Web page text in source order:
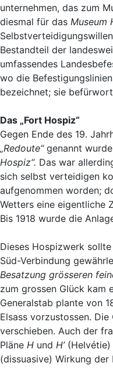
unternehmen, das zum
diesmal für das Museum
Bestandteil der
umfassendes
wo die
bezeichnet; sie
Das „Fort Hospiz“
Gegen Ende des 19.
„Redoute“genannt
Hospiz“. Das war
sich selbst verteidigen
aufgenommen worden;
Wetters eine eigentliche
Bis 1918 wurde die
Dieses Hospizwerk
Süd-Verbindung
Besatzung grösseren
zum grossen Glück kam
Generalstab plante von
Elsass vorzustossen.
verschieben. Auch der
Pläne H und H’(Helvétie)
(dissuasive) Wirkung der